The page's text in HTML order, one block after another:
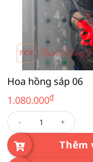
Hoa hồng sáp 06
1.080.000₫
Hoa hồng sáp 06 số lượng
Thêm